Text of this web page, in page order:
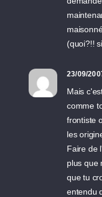
(quoi?!!
23/09/
Mais
comme
frontiste
les
Faire de
plus que
que tu
entendu